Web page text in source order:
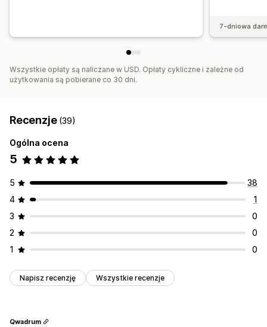
7-dniowa
Wszystkie opłaty są naliczane w USD. Opłaty cykliczne i zależne od
użytkowania są pobierane co 30 dni.
Recenzje (39)
Ogólna ocena
5
5
38
4
1
3
0
2
0
1
0
Napisz recenzję Wszystkie recenzje
Qwadrum